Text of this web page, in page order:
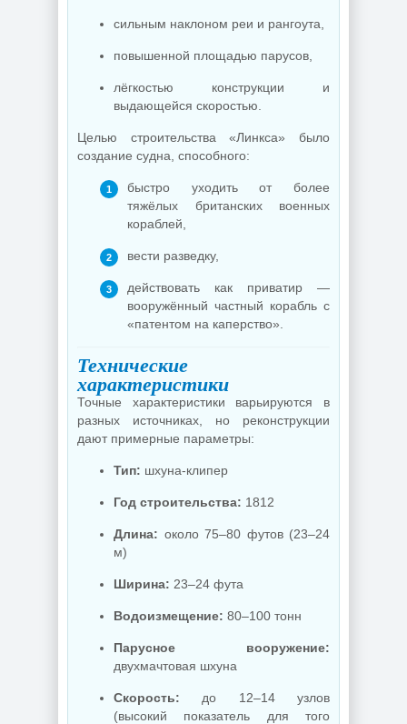
сильным наклоном реи и рангоута,
повышенной площадью парусов,
лёгкостью конструкции и
выдающейся скоростью.
Целью строительства «Линкса» было
создание судна, способного:
быстро уходить от более
тяжёлых британских военных
кораблей,
вести разведку,
действовать как приватир —
вооружённый частный корабль с
«патентом на каперство».
Технические
характеристики
Точные характеристики варьируются в
разных источниках, но реконструкции
дают примерные параметры:
Тип: шхуна-клипер
Год строительства: 1812
Длина: около 75–80 футов (23–24
м)
Ширина: 23–24 фута
Водоизмещение: 80–100 тонн
Парусное вооружение:
двухмачтовая шхуна
Скорость: до 12–14 узлов
(высокий показатель для того